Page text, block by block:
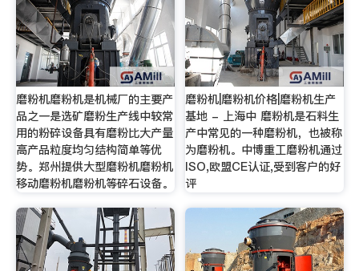
磨粉机磨粉机是机械厂的主要产
品之一是选矿磨粉生产线中较常
用的粉碎设备具有磨粉比大产量
高产品粒度均匀结构简单等优
势。郑州提供大型磨粉机磨粉机
移动磨粉机磨粉机等碎石设备。
磨粉机|磨粉机价格|磨粉机生产
基地 - 上海中 磨粉机是石料生
产中常见的一种磨粉机，也被称
为磨粉机。中博重工磨粉机通过
ISO,欧盟CE认证,受到客户的好
评